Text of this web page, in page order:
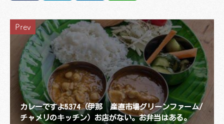
Prev
カレーですよ5374（伊那 産直市場グリーンファーム/
チャメリのキッチン）お店がない。お弁当はある。